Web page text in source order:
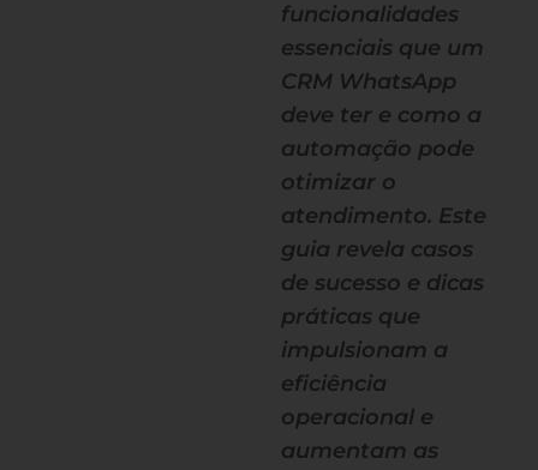
funcionalidades
essenciais que um
CRM WhatsApp
deve ter e como a
automação pode
otimizar o
atendimento. Este
guia revela casos
de sucesso e dicas
práticas que
impulsionam a
eficiência
operacional e
aumentam as